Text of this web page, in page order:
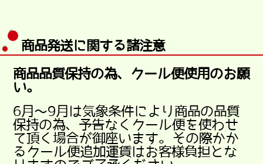
商品発送に関する諸注意
商品品質保持の為、クール便使用のお願
い。
6月～9月は気象条件により商品の品質
保持の為、予告なくクール便を使わせ
て頂く場合が御座います。その際かか
るクール便追加運賃はお客様負担とな